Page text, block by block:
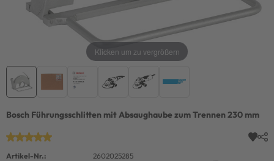
Klicken um zu vergrößern
Bosch Führungsschlitten mit Absaughaube zum Trennen 230 mm
Artikel-Nr.:
2602025285